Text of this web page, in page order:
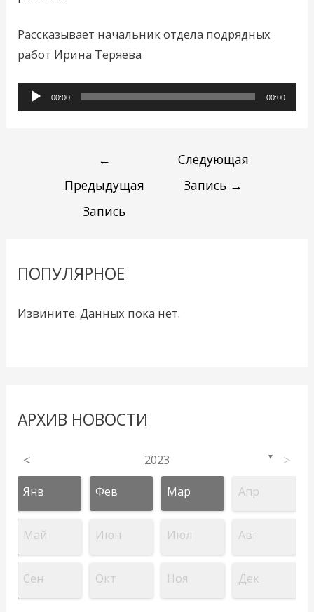
Рассказывает начальник отдела подрядных
работ Ирина Теряева
Аудиоплеер
00:00 00:00
←
Предыдущая
Запись
Следующая
Запись →
ПОПУЛЯРНОЕ
Извините. Данных пока нет.
АРХИВ НОВОСТИ
< 2023 ▼ >
Янв Фев Мар Апр
Май Июн Июл Авг
Сен Окт Ноя Дек